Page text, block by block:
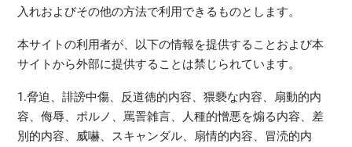
入れおよびその他の方法で利用できるものとします。
本サイトの利用者が、以下の情報を提供することおよび本
サイトから外部に提供することは禁じられています。
1.脅迫、誹謗中傷、反道徳的内容、猥褻な内容、扇動的内
容、侮辱、ポルノ、罵詈雑言、人種的憎悪を煽る内容、差
別的内容、威嚇、スキャンダル、扇情的内容、冒涜的内